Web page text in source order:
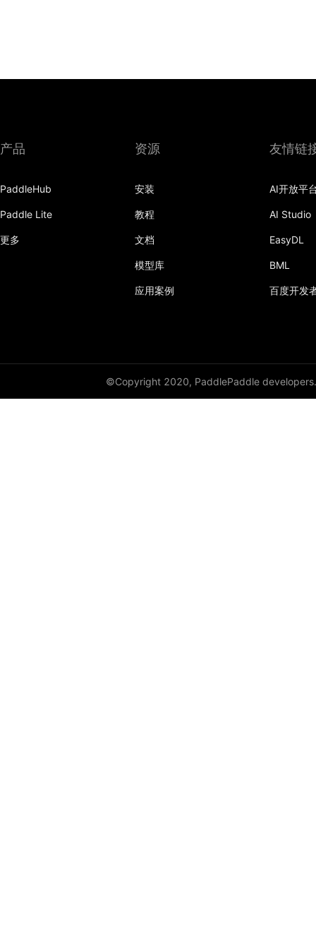
产品
PaddleHub
Paddle Lite
更多
资源
安装
教程
文档
模型库
应用案例
友情链
AI开放平
AI Studio
EasyDL
BML
百度开发
©Copyright 2020, PaddlePaddle developers.